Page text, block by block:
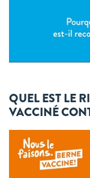
QUEL EST LE
VACCINÉ